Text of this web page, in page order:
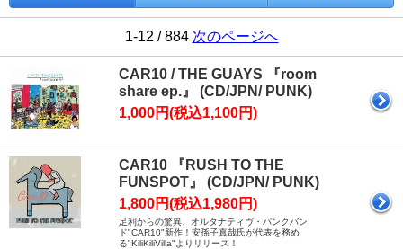
1-12 / 884 次のページへ
CAR10 / THE GUAYS 『room
share ep.』 (CD/JPN/ PUNK)
1,000円(税込1,100円)
CAR10 『RUSH TO THE
FUNSPOT』 (CD/JPN/ PUNK)
1,800円(税込1,980円)
足利からの驚異、オルタナティヴ・パンクバン
ド"CAR10"新作！安孫子真哉氏が代表を務め
る"KiliKiliVilla"よりリリース！